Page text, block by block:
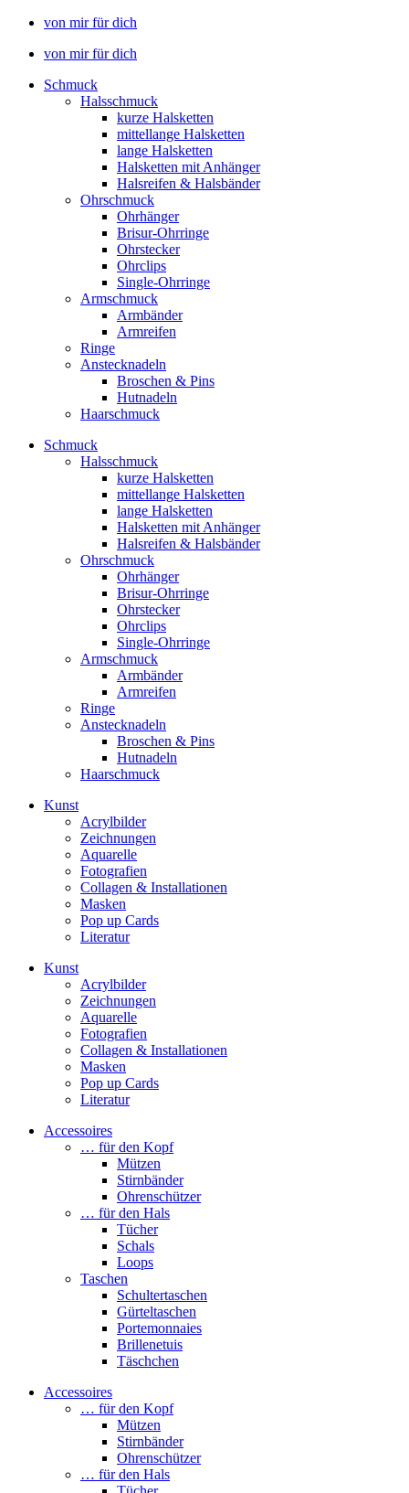
von mir für dich
von mir für dich
Schmuck
Halsschmuck
kurze Halsketten
mittellange Halsketten
lange Halsketten
Halsketten mit Anhänger
Halsreifen & Halsbänder
Ohrschmuck
Ohrhänger
Brisur-Ohrringe
Ohrstecker
Ohrclips
Single-Ohrringe
Armschmuck
Armbänder
Armreifen
Ringe
Anstecknadeln
Broschen & Pins
Hutnadeln
Haarschmuck
Schmuck
Halsschmuck
kurze Halsketten
mittellange Halsketten
lange Halsketten
Halsketten mit Anhänger
Halsreifen & Halsbänder
Ohrschmuck
Ohrhänger
Brisur-Ohrringe
Ohrstecker
Ohrclips
Single-Ohrringe
Armschmuck
Armbänder
Armreifen
Ringe
Anstecknadeln
Broschen & Pins
Hutnadeln
Haarschmuck
Kunst
Acrylbilder
Zeichnungen
Aquarelle
Fotografien
Collagen & Installationen
Masken
Pop up Cards
Literatur
Kunst
Acrylbilder
Zeichnungen
Aquarelle
Fotografien
Collagen & Installationen
Masken
Pop up Cards
Literatur
Accessoires
… für den Kopf
Mützen
Stirnbänder
Ohrenschützer
… für den Hals
Tücher
Schals
Loops
Taschen
Schultertaschen
Gürteltaschen
Portemonnaies
Brillenetuis
Täschchen
Accessoires
… für den Kopf
Mützen
Stirnbänder
Ohrenschützer
… für den Hals